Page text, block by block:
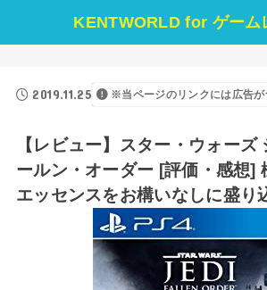
KENTWORLD for ゲーム
2019.11.25 ※当ページのリンクには広告が
【レビュー】スター・ウォーズ
ールン・オーダー [評価・感想]
エッセンスをお構いなしに盛り